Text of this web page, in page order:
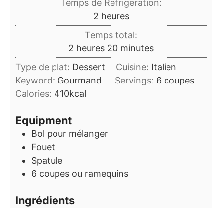
Temps de Réfrigération:
2heures
heures
Temps total:
2 heures
heures 20minutes
minutes
Type de plat: Dessert Cuisine: Italien
Keyword: Gourmand Servings: 6 coupes
Calories: 410kcal
Equipment
Bol pour mélanger
Fouet
Spatule
6 coupes ou ramequins
Ingrédients